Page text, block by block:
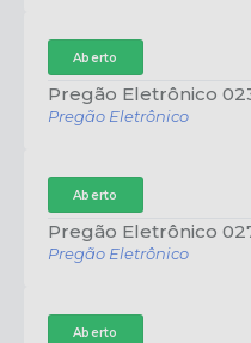
Pregão Eletrônico
Pregão Eletrônico
Aberto
Pregão Eletrônico
Pregão Eletrônico
Aberto
Aberto